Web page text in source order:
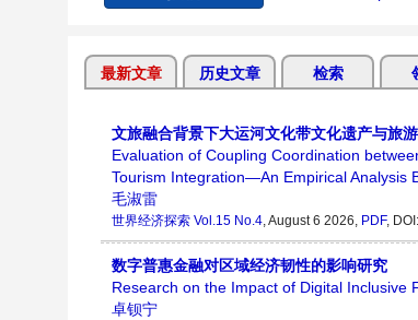
最新文章 历史文章 检索
文旅融合背景下大运河文化带文化遗产与
Evaluation of Coupling Coordination
Tourism Integration—An Empirical Analysis
毛淑雷
世界经济探索 Vol.15 No.4, August 6 2026, PDF, DOI:
数字普惠金融对区域经济韧性的影响研究
Research on the Impact of Digital Inclusive
卓钡宁